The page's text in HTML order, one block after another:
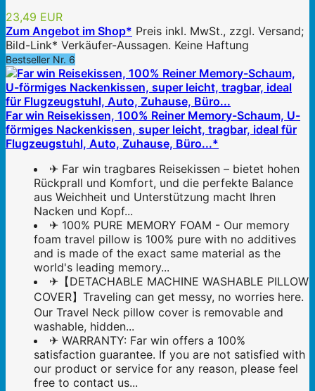
23,49 EUR
Zum Angebot im Shop* Preis inkl. MwSt., zzgl. Versand;
Bild-Link* Verkäufer-Aussagen. Keine Haftung
Bestseller Nr. 6
Far win Reisekissen, 100% Reiner Memory-Schaum, U-
förmiges Nackenkissen, super leicht, tragbar, ideal für
Flugzeugstuhl, Auto, Zuhause, Büro...*
✈ Far win tragbares Reisekissen – bietet hohen
Rückprall und Komfort, und die perfekte Balance
aus Weichheit und Unterstützung macht Ihren
Nacken und Kopf...
✈ 100% PURE MEMORY FOAM - Our memory
foam travel pillow is 100% pure with no additives
and is made of the exact same material as the
world's leading memory...
✈【DETACHABLE MACHINE WASHABLE PILLOW
COVER】Traveling can get messy, no worries here.
Our Travel Neck pillow cover is removable and
washable, hidden...
✈ WARRANTY: Far win offers a 100%
satisfaction guarantee. If you are not satisfied with
our product or service for any reason, please feel
free to contact us...